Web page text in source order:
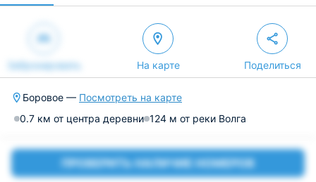
Забронировать На карте Поделиться
Боровое — Посмотреть на карте
0.7 км от центра деревни 124 м от реки Волга
ПРОВЕРИТЬ НАЛИЧИЕ НОМЕРОВ